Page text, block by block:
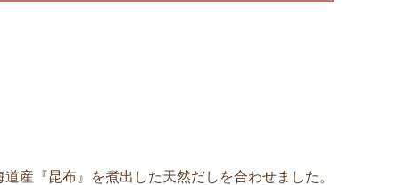
産『昆布』を煮出した天然だしを合わせました。